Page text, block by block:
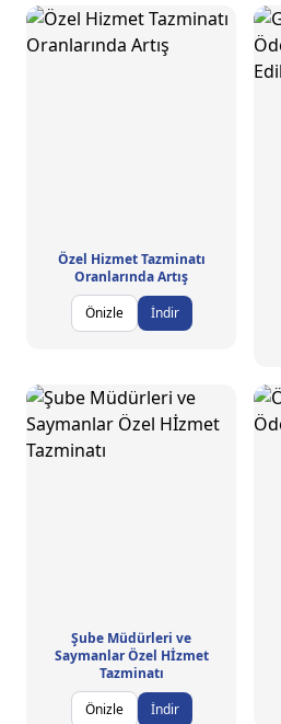
Özel Hizmet Tazminatı
Oranlarında Artış
Önizle
İndir
Şube Müdürleri ve
Saymanlar Özel Hİzmet
Tazminatı
Önizle
İndir